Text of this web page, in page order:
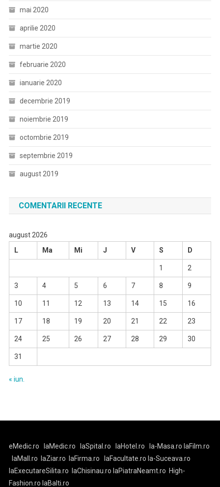
mai 2020
aprilie 2020
martie 2020
februarie 2020
ianuarie 2020
decembrie 2019
noiembrie 2019
octombrie 2019
septembrie 2019
august 2019
COMENTARII RECENTE
august 2026
L
Ma Mi J V S D
1 2
3 4 5 6 7 8 9
10 11 12 13 14 15 16
17 18 19 20 21 22 23
24 25 26 27 28 29 30
31
« iun.
eMedic.ro laMedic.ro laSpital.ro laHotel.ro la-Masa.ro laFilm.ro
laMall.ro
laZiar.ro laFirma.ro laFacultate.ro la-Suceava.ro
laExecutareSilita.ro
laChisinau.ro laPiatraNeamt.ro High-
Fashion.ro laBalti.ro